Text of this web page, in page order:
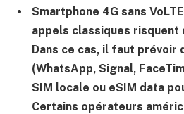
Smartphone 4G sans
appels classiques risquent
Dans ce cas, il faut prévoir
(WhatsApp, Signal,
SIM locale ou eSIM data
Certains opérateurs